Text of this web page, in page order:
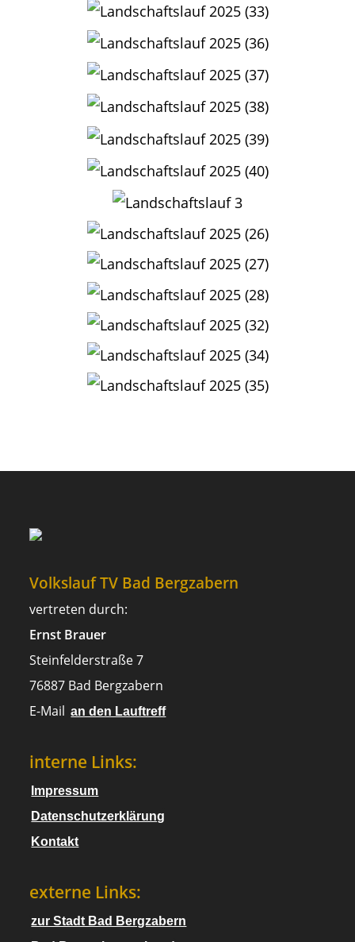
Volkslauf TV Bad Bergzabern
vertreten durch:
Ernst Brauer
Steinfelderstraße 7
76887 Bad Bergzabern
E-Mail an den Lauftreff
interne Links:
Impressum
Datenschutzerklärung
Kontakt
externe Links:
zur Stadt Bad Bergzabern